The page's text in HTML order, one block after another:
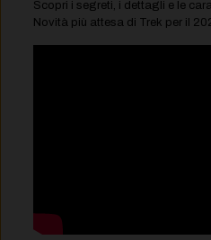
Scopri i segreti, i dettagli e le
Novità più attesa di Trek per il